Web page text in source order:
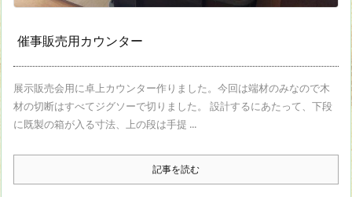
催事販売用カウンター
展示販売会用に卓上カウンター作りました。今回は端材のみなので木
材の切断はすべてジグソーで切りました。 設計するにあたって、下段
に既製の箱が入る寸法、上の段は手提 ...
記事を読む